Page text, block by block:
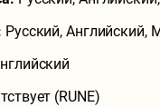
Русский, Английский,
(RUNE)